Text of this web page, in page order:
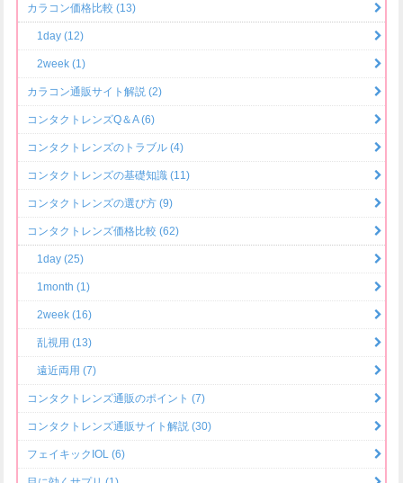
カラコン価格比較 (13)
1day (12)
2week (1)
カラコン通販サイト解説 (2)
コンタクトレンズQ＆A (6)
コンタクトレンズのトラブル (4)
コンタクトレンズの基礎知識 (11)
コンタクトレンズの選び方 (9)
コンタクトレンズ価格比較 (62)
1day (25)
1month (1)
2week (16)
乱視用 (13)
遠近両用 (7)
コンタクトレンズ通販のポイント (7)
コンタクトレンズ通販サイト解説 (30)
フェイキックIOL (6)